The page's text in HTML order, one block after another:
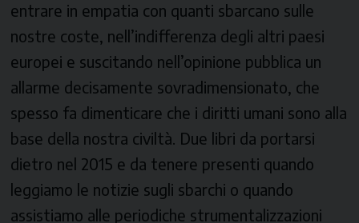
entrare in empatia con quanti sbarcano sulle
nostre coste, nell’indifferenza degli altri paesi
europei e suscitando nell’opinione pubblica un
allarme decisamente sovradimensionato, che
spesso fa dimenticare che i diritti umani sono alla
base della nostra civiltà. Due libri da portarsi
dietro nel 2015 e da tenere presenti quando
leggiamo le notizie sugli sbarchi o quando
assistiamo alle periodiche strumentalizzazioni